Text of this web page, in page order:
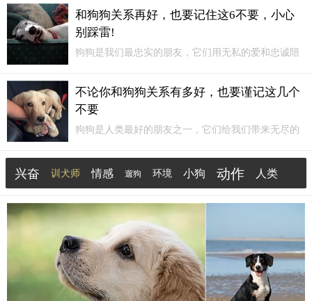
仅仅是我们的宠物，更是我们的伙伴和家人。随着人
狗关系的日益紧密，越来越多的宠物犬从独立的窝棚
走进了主人的卧室，甚至选择与我们共享同一张床
铺。
和狗狗关系再好，也要记住这6不要，小心
别踩雷!
狗狗是我们最忠实的朋友，它们用无私的爱和忠诚陪
不要”，小心别踩雷！不要忽视狗狗的日常锻炼狗狗需
要足够的运动来保持身体健康和消耗能量。每天带狗
狗出去散步、跑步或玩耍...
不论你和狗狗关系有多好，也要谨记这几个
不要
狗狗是人类最好的朋友之一，它们给我们带来无尽的
谨记这几个“不要”，以避免引起狗狗的不满和恨意。
不要忽视狗狗狗狗是群居动物，它们渴望得到主人的
关注和陪伴。如果你总是忙于工作或其他事，忽视了
狗狗的存在，它们会感到被冷落和孤独。
兴奋 训犬师 情感 遛狗 环境 小狗 动作 人类
温暖 感情